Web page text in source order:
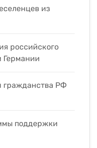
из
российского
Германии
гражданства РФ
поддержки